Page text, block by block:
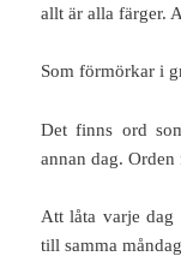
allt är alla färger.
Som förmörkar i
Det finns ord
annan dag. Orden
Att låta varje dag
till samma